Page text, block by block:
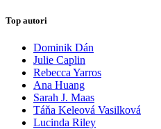
Top autori
Dominik Dán
Julie Caplin
Rebecca Yarros
Ana Huang
Sarah J. Maas
Táňa Keleová Vasilková
Lucinda Riley